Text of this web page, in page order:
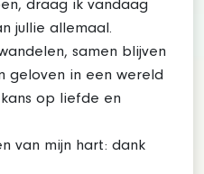
draag ik vandaag
jullie allemaal.
samen blijven
geloven in een wereld
op liefde en
van mijn hart: dank